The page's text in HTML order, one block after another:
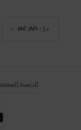
د.إ - AE (AR)
الرئسية الصفحة